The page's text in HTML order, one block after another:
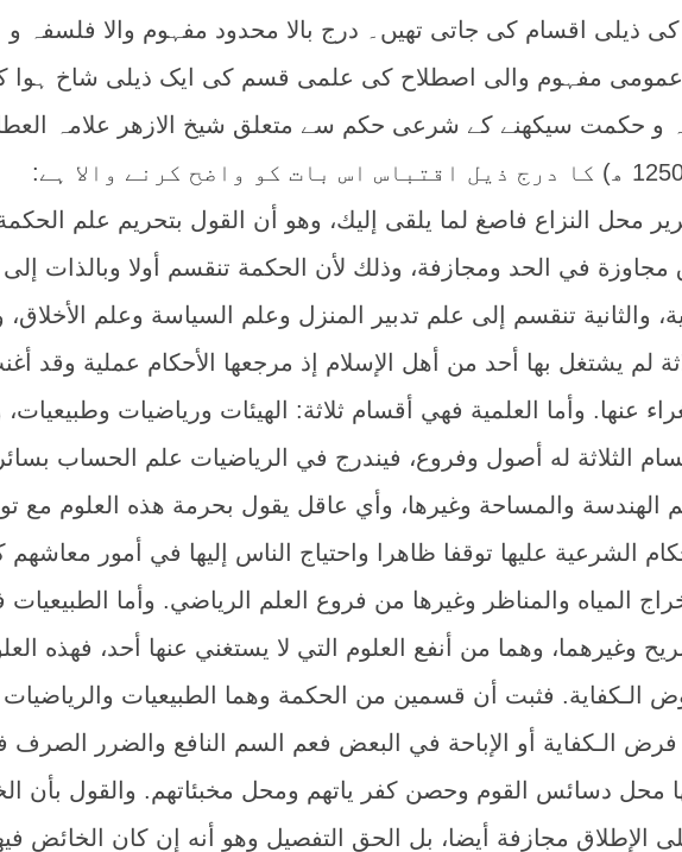
ذیلی اقسام کی جاتی تھیں۔ درج بالا محدود مفہوم والا فلسفہ و
مفہوم والی اصطلاح کی علمی قسم کی ایک ذیلی شاخ ہوا
و حکمت سیکھنے کے شرعی حکم سے متعلق شیخ الازھر علامہ
محل النزاع فاصغ لما يلقى إليك، وهو أن القول بتحريم علم
مجاوزة في الحد ومجازفة، وذلك لأن الحكمة تنقسم أولا وبالذات إلى
والثانية تنقسم إلى علم تدبير المنزل وعلم السياسة وعلم الأخلاق،
لم يشتغل بها أحد من أهل الإسلام إذ مرجعها الأحكام عملية وقد
عنها. وأما العلمية فهي أقسام ثلاثة: الهيئات ورياضيات
الثلاثة له أصول وفروع، فيندرج في الرياضيات علم الحساب بسائر
الهندسة والمساحة وغيرها، وأي عاقل يقول بحرمة هذه العلوم مع
الشرعية عليها توقفا ظاهرا واحتياج الناس إليها في أمور معاشهم
المياه والمناظر وغيرها من فروع العلم الرياضي. وأما الطبيعيات
وغيرهما، وهما من أنفع العلوم التي لا يستغني عنها أحد، فهذه
الـكفاية. فثبت أن قسمين من الحكمة وهما الطبيعيات والرياضيات
الـكفاية أو الإباحة في البعض فعم السم النافع والضرر الصرف
محل دسائس القوم وحصن كفر ياتهم ومحل مخبئاتهم. والقول بأن
الإطلاق مجازفة أيضا، بل الحق التفصيل وهو أنه إن كان الخائض